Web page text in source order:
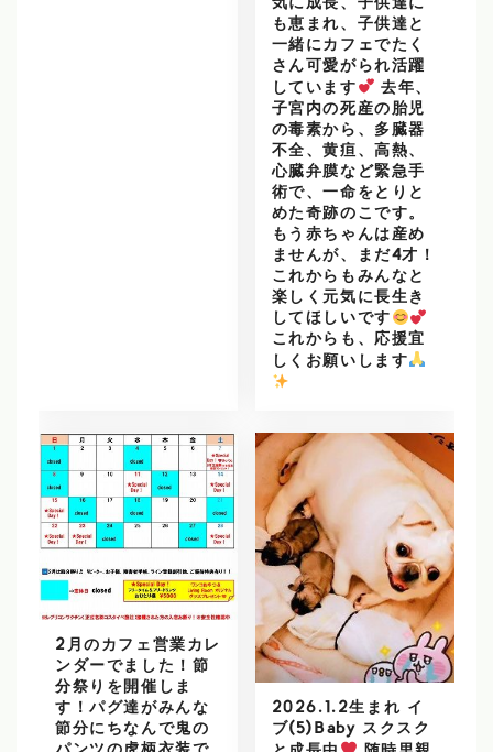
気に成長、子供達に
も恵まれ、子供達と
一緒にカフェでたく
さん可愛がられ活躍
しています
去年、
子宮内の死産の胎児
の毒素から、多臓器
不全、黄疸、高熱、
心臓弁膜など緊急手
術で、一命をとりと
めた奇跡のこです。
もう赤ちゃんは産め
ませんが、まだ4才！
これからもみんなと
楽しく元気に長生き
してほしいです
これからも、応援宜
しくお願いします
2月のカフェ営業カレ
ンダーでました！節
分祭りを開催しま
す！パグ達がみんな
節分にちなんで鬼の
2026.1.2生まれ イ
ブ(5)Baby スクスク